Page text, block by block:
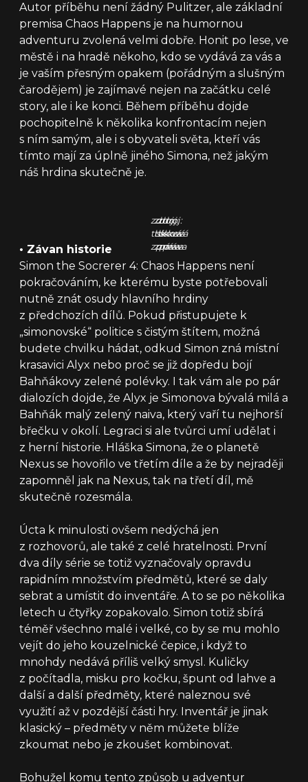
Autor příběhu není žádný Pulitzer, ale základní
premisa Chaos Happens je na humornou
adventuru zvolená velmi dobře. Honit po lese, ve
městě i na hradě někoho, kdo se vydává za vás a
je vaším přesným opakem (pořádným a slušným
čarodějem) je zajímavé nejen na začátku celé
story, ale i ke konci. Během příběhu dojde
pochopitelně k několika konfrontacím nejen
s ním samým, ale i s obyvateli světa, kteří vás
tímto mají za úplně jiného Simona, než jakým
náš hrdina skutečně je.
zdroj:
tisková
zpráva
zdroj:
tisková
zpráva
zdroj:
tisková
zpráva
• Závan historie
Simon the Socrerer 4: Chaos Happens není
pokračováním, ke kterému byste potřebovali
nutně znát osudy hlavního hrdiny
z předchozích dílů. Pokud přistupujete k
„simonovské“ politice s čistým štítem, možná
budete chvilku hádat, odkud Simon zná místní
krasavici Alyx nebo proč se již dopředu bojí
Bahňákovy zelené polévky. I tak vám ale po pár
dialozích dojde, že Alyx je Simonova bývalá milá a
Bahňák malý zelený naiva, který vaří tu nejhorší
břečku v okolí. Legraci si ale tvůrci umí udělat i
z herní historie. Hláška Simona, že o planetě
Nexus se hovořilo ve třetím díle a že by nejraději
zapomněl jak na Nexus, tak na třetí díl, mě
skutečně rozesmála.
Úcta k minulosti ovšem nedýchá jen
z rozhovorů, ale také z celé hratelnosti. První
dva díly série se totiž vyznačovaly opravdu
rapidním množstvím předmětů, které se daly
sebrat a umístit do inventáře. A to se po několika
letech u čtyřky zopakovalo. Simon totiž sbírá
téměř všechno malé i velké, co by se mu mohlo
vejít do jeho kouzelnické čepice, i když to
mnohdy nedává příliš velký smysl. Kuličky
z počítadla, misku pro kočku, špunt od lahve a
další a další předměty, které naleznou své
využití až v pozdější části hry. Inventář je jinak
klasický – předměty v něm můžete blíže
zkoumat nebo je zkoušet kombinovat.
Bohužel komu tento způsob u adventur